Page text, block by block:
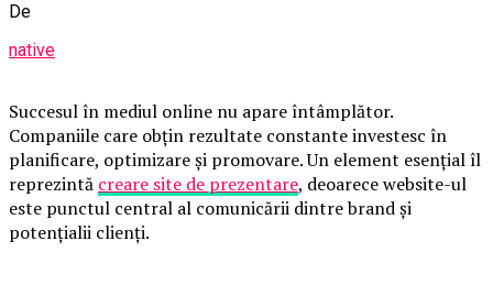
De
native
Succesul în mediul online nu apare întâmplător.
Companiile care obțin rezultate constante investesc în
planificare, optimizare și promovare. Un element esențial îl
reprezintă creare site de prezentare, deoarece website-ul
este punctul central al comunicării dintre brand și
potențialii clienți.